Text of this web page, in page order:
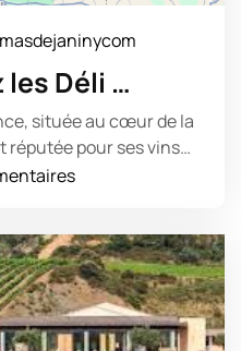
masdejaninycom
les Déli …
située au cœur de la
réputée pour ses vins…